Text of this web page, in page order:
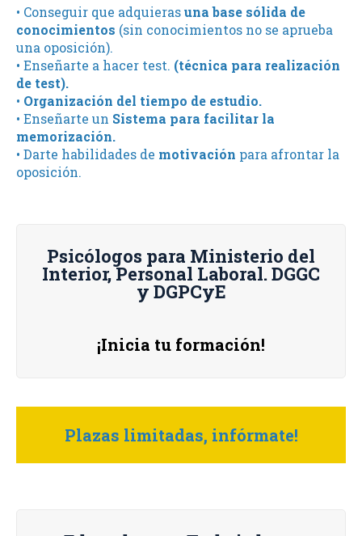
• Conseguir que adquierasuna base sólida de
conocimientos (sin conocimientos no se aprueba
una oposición).
• Enseñarte a hacer test. (técnica para realización
de test).
• Organización del tiempo de estudio.
• Enseñarte un Sistema para facilitar la
memorización.
• Darte habilidades de motivación para afrontar la
oposición.
Psicólogos para Ministerio del
Interior, Personal Laboral. DGGC
y DGPCyE
¡Inicia tu formación!
Plazas limitadas, infórmate!